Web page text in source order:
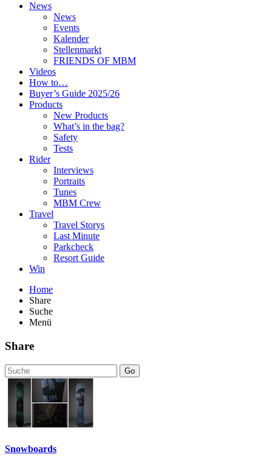
News
News
Events
Kalender
Stellenmarkt
FRIENDS OF MBM
Videos
How to…
Buyer’s Guide 2025/26
Products
New Products
What’s in the bag?
Safety
Tests
Rider
Interviews
Portraits
Tunes
MBM Crew
Travel
Travel Storys
Last Minute
Parkcheck
Resort Guide
Win
Home
Share
Suche
Menü
Share
Go
Snowboards